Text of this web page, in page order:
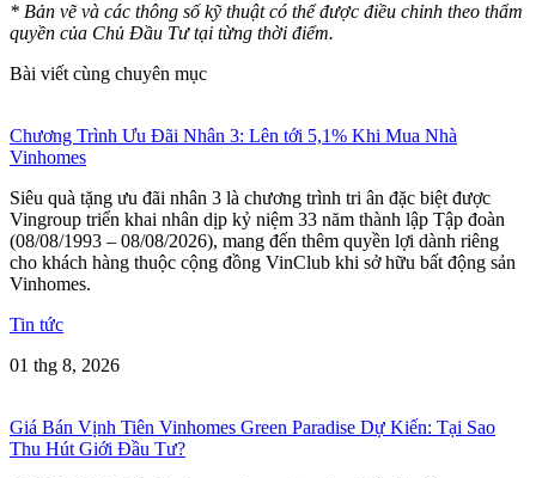
* Bản vẽ và các thông số kỹ thuật có thể được điều chỉnh theo thẩm
quyền của Chủ Đầu Tư tại từng thời điểm.
Bài viết cùng chuyên mục
Chương Trình Ưu Đãi Nhân 3: Lên tới 5,1% Khi Mua Nhà
Vinhomes
Siêu quà tặng ưu đãi nhân 3 là chương trình tri ân đặc biệt được
Vingroup triển khai nhân dịp kỷ niệm 33 năm thành lập Tập đoàn
(08/08/1993 – 08/08/2026), mang đến thêm quyền lợi dành riêng
cho khách hàng thuộc cộng đồng VinClub khi sở hữu bất động sản
Vinhomes.
Tin tức
01 thg 8, 2026
Giá Bán Vịnh Tiên Vinhomes Green Paradise Dự Kiến: Tại Sao
Thu Hút Giới Đầu Tư?